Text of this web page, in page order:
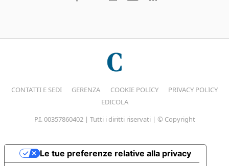
CONTATTI E SEDI GERENZA COOKIE POLICY
PRIVACY POLICY
EDICOLA
P.I. 00357860402 | Tutti i diritti riservati | © Copyright
Le tue preferenze relative alla privacy